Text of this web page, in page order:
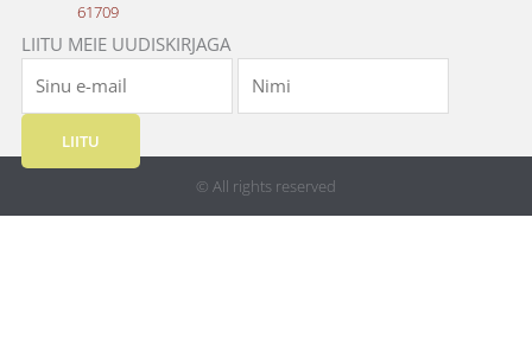
61709
LIITU MEIE UUDISKIRJAGA
LIITU
© All rights reserved